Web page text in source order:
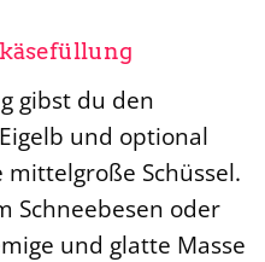
gibst du den
und optional
Schüssel.
Schneebesen oder
und glatte Masse